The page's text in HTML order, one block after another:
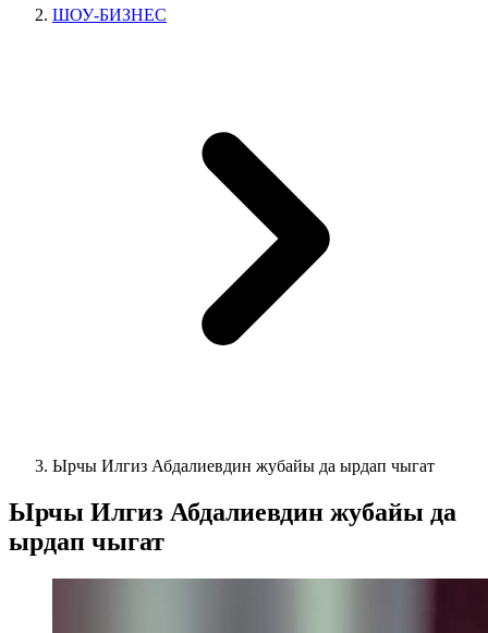
ШОУ-БИЗНЕС
Ырчы Илгиз Абдалиевдин жубайы да ырдап чыгат
Ырчы Илгиз Абдалиевдин жубайы да
ырдап чыгат